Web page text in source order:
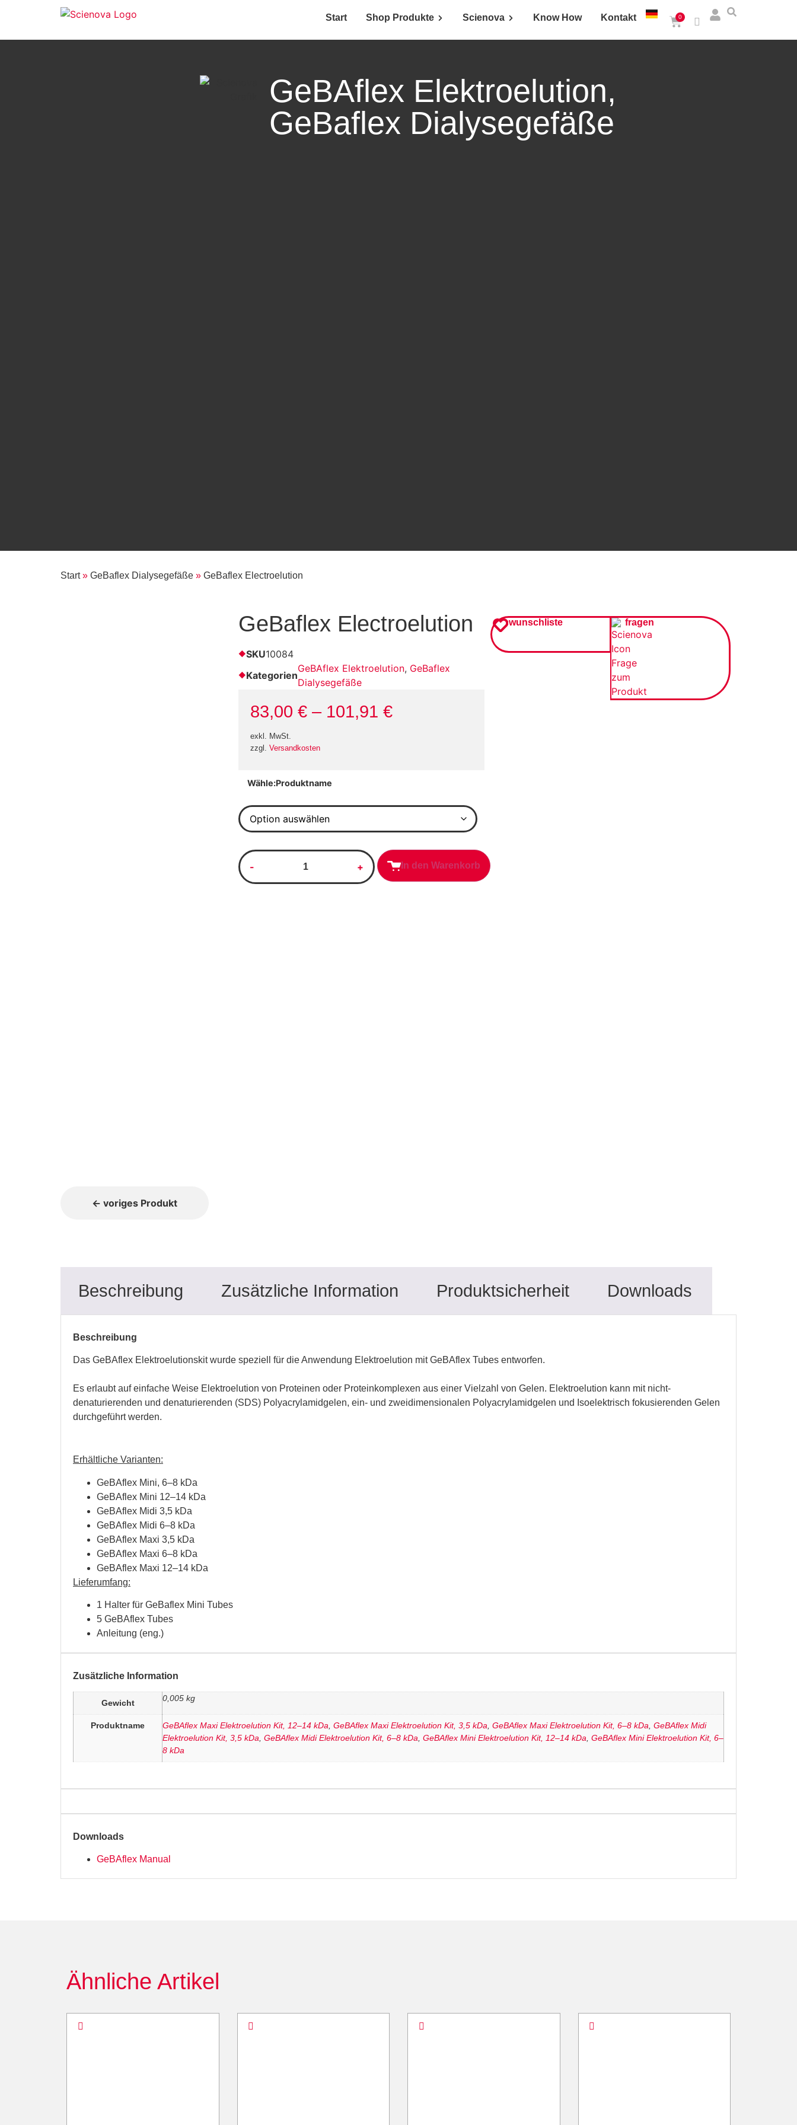
Start Shop Produkte Scienova Know How Kontakt 0
GeBAflex Elektroelution,
GeBaflex Dialysegefäße
Start » GeBaflex Dialysegefäße » GeBaflex Electroelution
GeBaflex Electroelution
SKU10084
Kategorien
GeBAflex Elektroelution, GeBaflex
Dialysegefäße
83,00 € – 101,91 €
exkl. MwSt.
zzgl. Versandkosten
wunschliste fragen
Produktname
In den Warenkorb
← voriges Produkt
Beschreibung Zusätzliche Information Produktsicherheit Downloads
Beschreibung
Das GeBAflex Elektroelutionskit wurde speziell für die Anwendung Elektroelution mit GeBAflex Tubes entworfen.
Es erlaubt auf einfache Weise Elektroelution von Proteinen oder Proteinkomplexen aus einer Vielzahl von Gelen. Elektroelution kann mit nicht-
denaturierenden und denaturierenden (SDS) Polyacrylamidgelen, ein- und zweidimensionalen Polyacrylamidgelen und Isoelektrisch fokusierenden Gelen
durchgeführt werden.
Erhältliche Varianten:
GeBAflex Mini, 6–8 kDa
GeBAflex Mini 12–14 kDa
GeBAflex Midi 3,5 kDa
GeBAflex Midi 6–8 kDa
GeBAflex Maxi 3,5 kDa
GeBAflex Maxi 6–8 kDa
GeBAflex Maxi 12–14 kDa
Lieferumfang:
1 Halter für GeBaflex Mini Tubes
5 GeBAflex Tubes
Anleitung (eng.)
Zusätzliche Information
Gewicht 0,005 kg
Produktname GeBAflex Maxi Elektroelution Kit, 12–14 kDa, GeBAflex Maxi Elektroelution Kit, 3,5 kDa, GeBAflex Maxi Elektroelution Kit, 6–8 kDa, GeBAflex Midi
Elektroelution Kit, 3,5 kDa, GeBAflex Midi Elektroelution Kit, 6–8 kDa, GeBAflex Mini Elektroelution Kit, 12–14 kDa, GeBAflex Mini Elektroelution Kit, 6–
8 kDa
Downloads
GeBAflex Manual
Ähnliche Artikel